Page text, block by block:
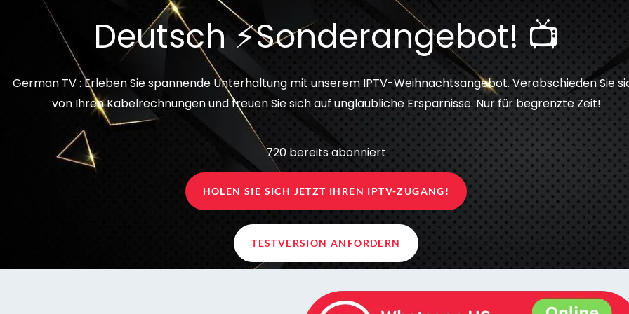
Deutsch ⚡Sonderangebot! 📺
German TV : Erleben Sie spannende Unterhaltung mit unserem IPTV-Weihnachtsangebot. Verabschieden Sie
von Ihren Kabelrechnungen und freuen Sie sich auf unglaubliche Ersparnisse. Nur für begrenzte Zeit!
720 bereits abonniert
HOLEN SIE SICH JETZT IHREN IPTV-ZUGANG!
TESTVERSION ANFORDERN